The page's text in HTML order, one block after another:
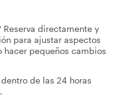
Reserva directamente y
para ajustar aspectos
pequeños cambios
de las 24 horas